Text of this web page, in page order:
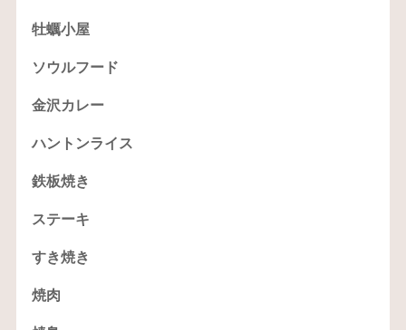
牡蠣小屋
ソウルフード
金沢カレー
ハントンライス
鉄板焼き
ステーキ
すき焼き
焼肉